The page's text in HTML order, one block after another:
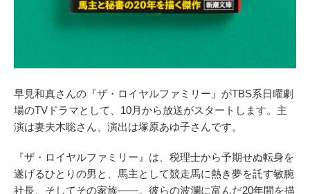
早見和真さんの『ザ・ロイヤルファミリー』がTBS系日曜劇
場のTVドラマとして、10月から放送がスタートします。主
演は妻夫木聡さん、演出は塚原あゆ子さんです。
『ザ・ロイヤルファミリー』は、税理士から予期せぬ転身を
遂げるひとりの男と、馬主として競走馬に熱き夢を託す敏腕
社長、そしてその家族――。彼らの波瀾に富んだ20年間を描